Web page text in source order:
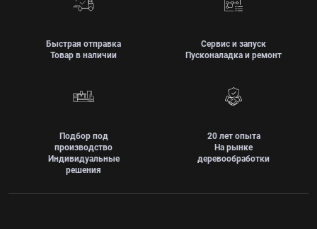
Быстрая отправка
Товар в наличии
Сервис и запуск
Пусконаладка и ремонт
Подбор под
производство
Индивидуальные
решения
20 лет опыта
На рынке
деревообработки